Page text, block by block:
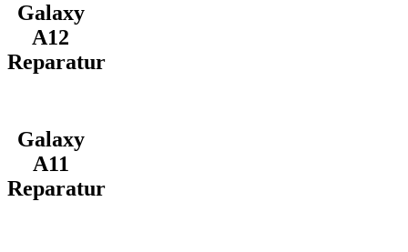
Galaxy
A12
Reparatur
Galaxy
A11
Reparatur